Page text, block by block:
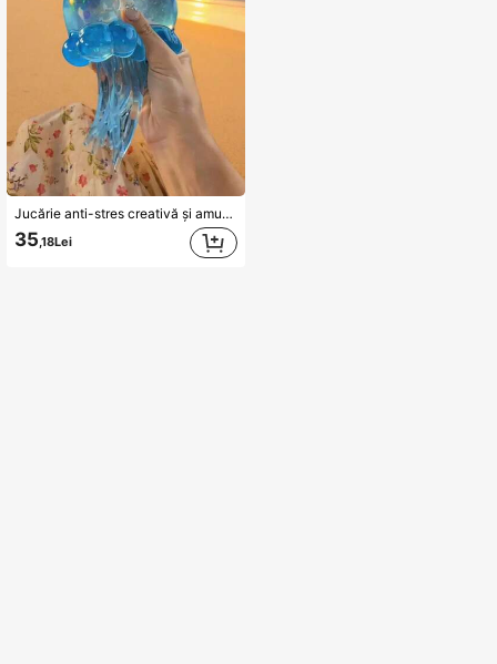
Jucărie anti-stres creativă și amuzantă de strâns, moale și squishy, pentru copii, băieți și fete, vară 2026, bilă fidget crocantă și moale, jucărie de strâns tip brânză, bomboană moale și meduză, cadou educațional pentru învățare timpurie, cadou pentru petrecere de zi de naștere, cadou surpriză DIY lucrat manual, pentru Eid Al-Adha, Ziua Independenței, Ziua Îndrăgostiților, Thanksgiving, Halloween, festival, petrecere în aer liber, pentru partajare în grup
35,18Lei